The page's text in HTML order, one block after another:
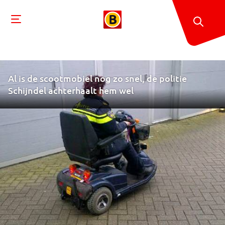
Al is de scootmobiel nog zo snel, de politie
Schijndel achterhaalt hem wel